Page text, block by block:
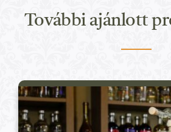
További ajánlott
Kulturális